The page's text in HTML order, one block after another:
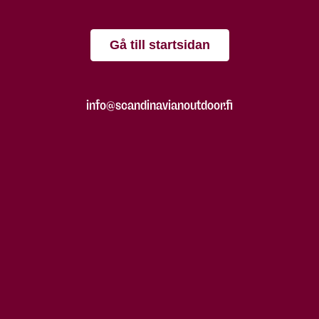
Gå till startsidan
info@scandinavianoutdoor.fi